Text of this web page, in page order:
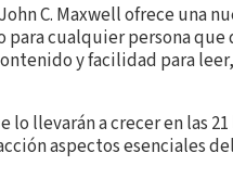
C. Maxwell ofrece una
cualquier persona que
y facilidad para
llevarán a crecer en las
aspectos esenciales